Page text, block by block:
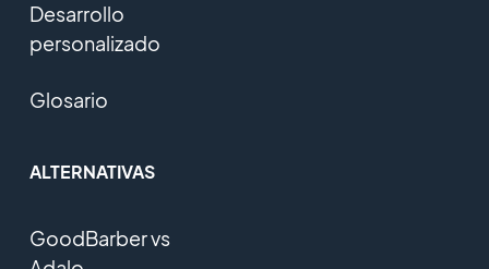
Desarrollo
personalizado
Glosario
ALTERNATIVAS
GoodBarber vs